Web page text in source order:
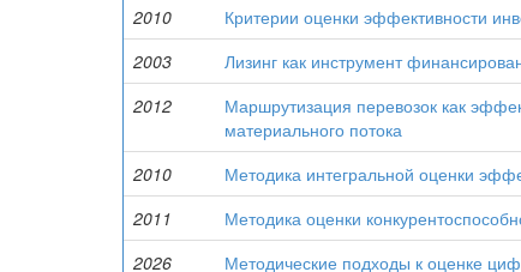
2010 Критерии оценки эффективности
2003
Лизинг как инструмент
2012
Маршрутизация перевозок как
материального потока
2010 Методика интегральной оценки
2011
Методика оценки
2026
Методические подходы к оценке